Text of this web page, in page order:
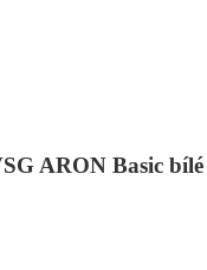
ARON Basic bílé